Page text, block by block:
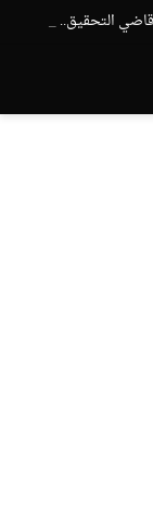
أيت منا: “كاع لي كانو كيساعدو الوداد عيط ليهم قاضي التحقيق.. دابا حتى شي واحد ما بقا باغي يعاون”